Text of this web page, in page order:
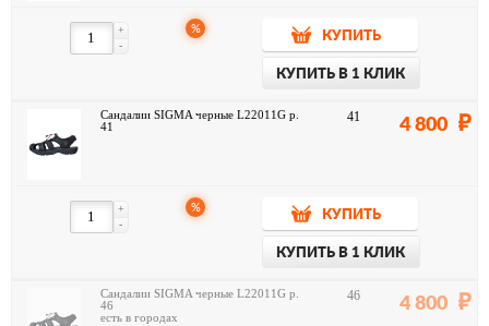
-
+ %
КУПИТЬ
КУПИТЬ В 1 КЛИК
Сандалии SIGMA черные L22011G р.
41
41 4 800
-
+ %
КУПИТЬ
КУПИТЬ В 1 КЛИК
Сандалии SIGMA черные L22011G р.
46
есть в городах
46 4 800